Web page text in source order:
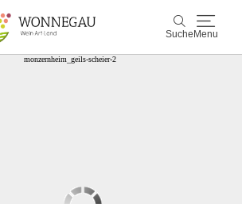
Suche Menu